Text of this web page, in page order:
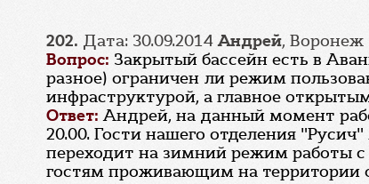
202. Дата: 30.09.2014Андрей, Воронеж
Вопрос: Закрытый бассейн есть в
разное) ограничен ли режим
инфраструктурой, а главное
Ответ: Андрей, на данный момент
20.00. Гости нашего отделения
переходит на зимний режим работы с
гостям проживающим на территории